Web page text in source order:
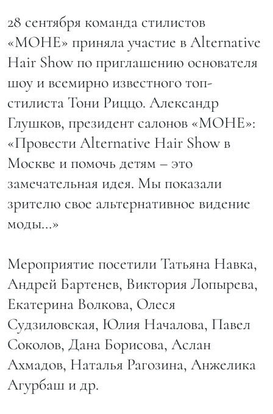
28 сентября команда стилистов
«МОНЕ» приняла участие в Alternative
Hair Show по приглашению основателя
шоу и всемирно известного топ-
стилиста Тони Риццо. Александр
Глушков, президент салонов «МОНЕ»:
«Провести Alternative Hair Show в
Москве и помочь детям – это
замечательная идея. Мы показали
зрителю свое альтернативное видение
моды…»
Мероприятие посетили Татьяна Навка,
Андрей Бартенев, Виктория Лопырева,
Екатерина Волкова, Олеся
Судзиловская, Юлия Началова, Павел
Соколов, Дана Борисова, Аслан
Ахмадов, Наталья Рагозина, Анжелика
Агурбаш и др.